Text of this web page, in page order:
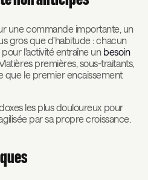
une commande importante, un
gros que d'habitude : chacun
l'activité entraîne un besoin
premières, sous-traitants,
que le premier encaissement
les plus douloureux pour
par sa propre croissance.